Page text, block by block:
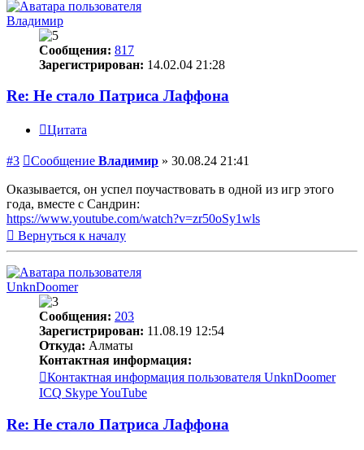
Владимир
Сообщения: 817
Зарегистрирован: 14.02.04 21:28
Re: Не стало Патриса Лаффона
Цитата
#3 Сообщение Владимир » 30.08.24 21:41
Оказывается, он успел поучаствовать в одной из игр этого
года, вместе с Сандрин:
https://www.youtube.com/watch?v=zr50oSy1wls
Вернуться к началу
UnknDoomer
Сообщения: 203
Зарегистрирован: 11.08.19 12:54
Откуда: Алматы
Контактная информация:
Контактная информация пользователя UnknDoomer
ICQ SkypeYouTube
Re: Не стало Патриса Лаффона